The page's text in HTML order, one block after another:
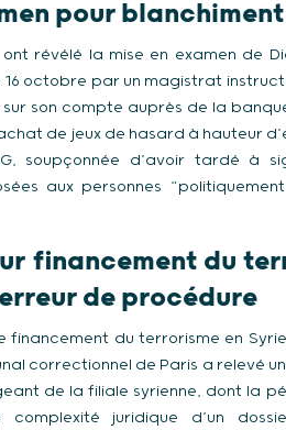
pour
révélé la mise en examen de
octobre par un magistrat
son compte auprès de la
de jeux de hasard à hauteur
soupçonnée d’avoir tardé à
aux personnes
financement du
de procédure
du terrorisme en
correctionnel de Paris a relevé
de la filiale syrienne, dont la
juridique d’un